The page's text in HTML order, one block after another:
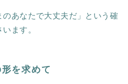
あなたで大丈夫だ」という確
ます。
を求めて